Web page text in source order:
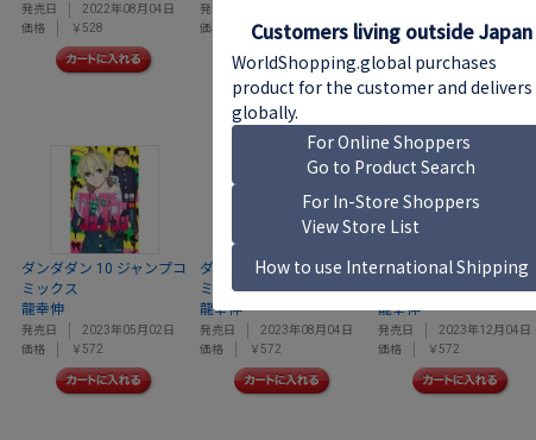
発売日
2022年08月04日
価格
￥528
発売日
価格
￥528
価格
￥572
ダンダダン 10 ジャンプコ
ミックス
龍幸伸
発売日
2023年05月02日
価格
￥572
ダンダダン 11 ジャンプコ
ミックス
龍幸伸
発売日
2023年08月04日
価格
￥572
ダンダダン 12 ジャンプコ
ミックス
龍幸伸
発売日
2023年12月04日
価格
￥572